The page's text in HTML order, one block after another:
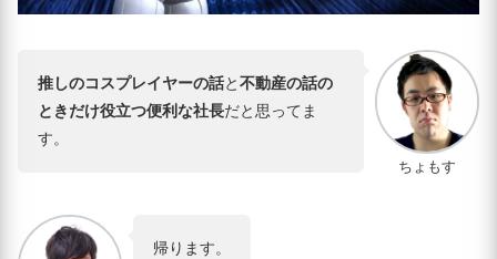
ちょもす
推しのコスプレイヤーの話と不動産の話の
ときだけ役立つ便利な社長だと思ってま
す。
帰ります。